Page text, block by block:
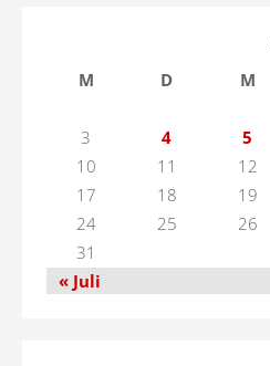
M D M
3
4 5
10
11 12
17
18 19
24
25 26
31
« Juli